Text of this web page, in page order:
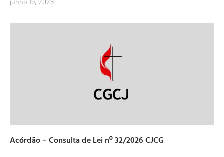
junho 19, 2026
Acórdão – Consulta de Lei nº 32/2026 CJCG